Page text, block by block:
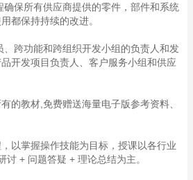
确保所有供应商提供的零件，部件和系统
都保持持续的改进。
、跨功能和跨组织开发小组的负责人和发
开发项目负责人、客户服务小组和供应
的教材,免费赠送海量电子版参考资料、
以掌握操作技能为目标，授课以各行业
讨 + 问题答疑 + 理论总结为主。